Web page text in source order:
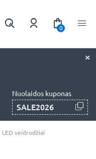
0
×
Nuolaidos kuponas
SALE2026
LED veidrodžiai